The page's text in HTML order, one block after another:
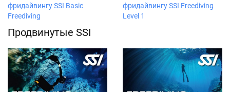
фридайвингу SSI Basic
Freediving
фридайвингу SSI Freediving
Level 1
Продвинутые SSI